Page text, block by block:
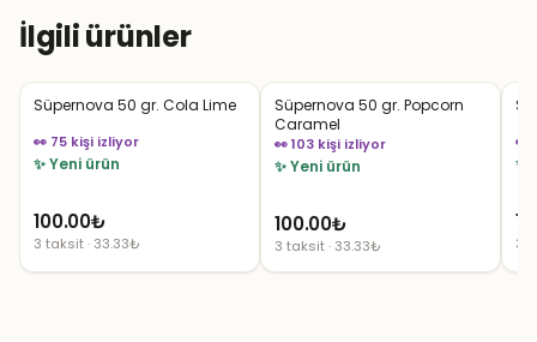
İlgili ürünler
Süpernova 50 gr. Cola Lime
👀 75 kişi izliyor
✨ Yeni ürün
100.00₺
3 taksit · 33.33₺
Süpernova 50 gr. Popcorn
Caramel
👀 103 kişi izliyor
✨ Yeni ürün
100.00₺
3 taksit · 33.33₺
👀
✨
3